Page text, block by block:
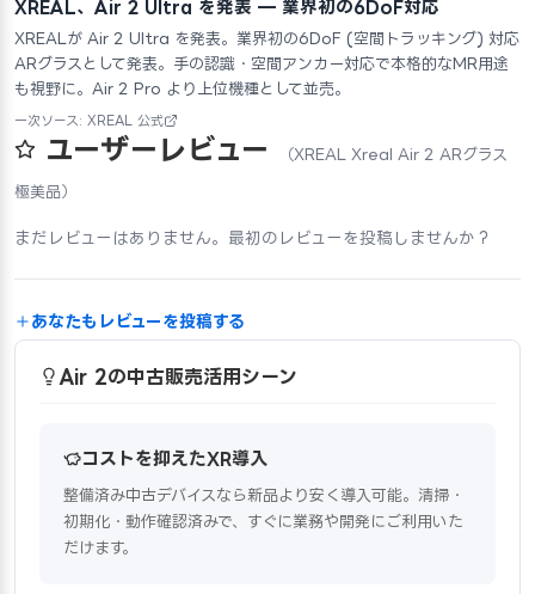
XREAL、Air 2 Ultra を発表 — 業界初の6DoF対応
XREALが Air 2 Ultra を発表。業界初の6DoF (空間トラッキング) 対応
ARグラスとして発表。手の認識・空間アンカー対応で本格的なMR用途
も視野に。Air 2 Pro より上位機種として並売。
一次ソース: XREAL 公式
ユーザーレビュー （XREAL Xreal Air 2 ARグラス
極美品）
まだレビューはありません。最初のレビューを投稿しませんか？
あなたもレビューを投稿する
Air 2の中古販売活用シーン
コストを抑えたXR導入
整備済み中古デバイスなら新品より安く導入可能。清掃・
初期化・動作確認済みで、すぐに業務や開発にご利用いた
だけます。